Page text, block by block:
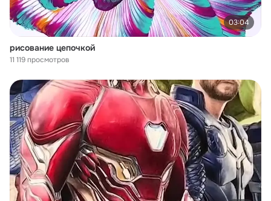
03:04
рисование цепочкой
11 119 просмотров